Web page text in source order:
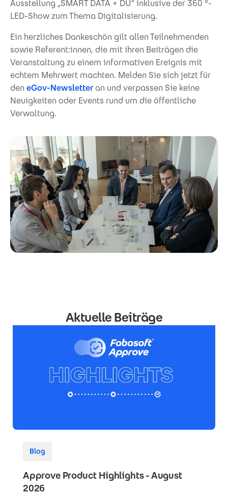
Ausstellung „SMART DATA + DU“ inklusive der 360 °-
LED-Show zum Thema Digitalisierung.
Ein herzliches Dankeschön gilt allen Teilnehmenden
sowie Referent:innen, die mit ihren Beiträgen die
Veranstaltung zu einem informativen Ereignis mit
echtem Mehrwert machten. Melden Sie sich jetzt für
den eGov-Newsletteran und verpassen Sie keine
Neuigkeiten oder Events rund um die öffentliche
Verwaltung.
Aktuelle Beiträge
Blog
Approve Product Highlights - August
2026